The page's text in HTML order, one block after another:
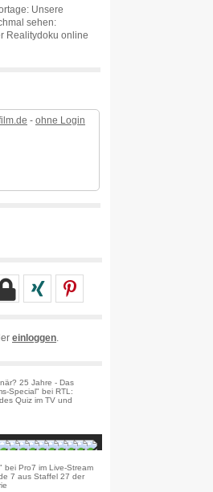
Unsere
sehen:
Realitydoku online
- ohne Login
einloggen
25 Jahre - Das
Special" bei RTL:
Quiz im TV und
bei Pro7 im Live-Stream
7 aus Staffel 27 der